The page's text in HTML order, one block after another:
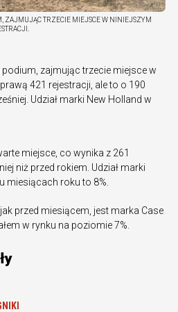
ZAJMUJĄC TRZECIE MIEJSCE W NINIEJSZYM
podium, zajmując trzecie miejsce w
421 rejestracji, ale to o 190
Udział marki New Holland w
miejsce, co wynika z 261
niż przed rokiem. Udział marki
miesiącach roku to 8%.
przed miesiącem, jest marka Case
w rynku na poziomie 7%.